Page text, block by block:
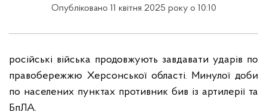
Опубліковано 11 квітня 2025 року о 10:10
російські війська продовжують завдавати ударів по
правобережжю Херсонської області. Минулої доби
по населених пунктах противник бив із артилерії та
БпЛА.